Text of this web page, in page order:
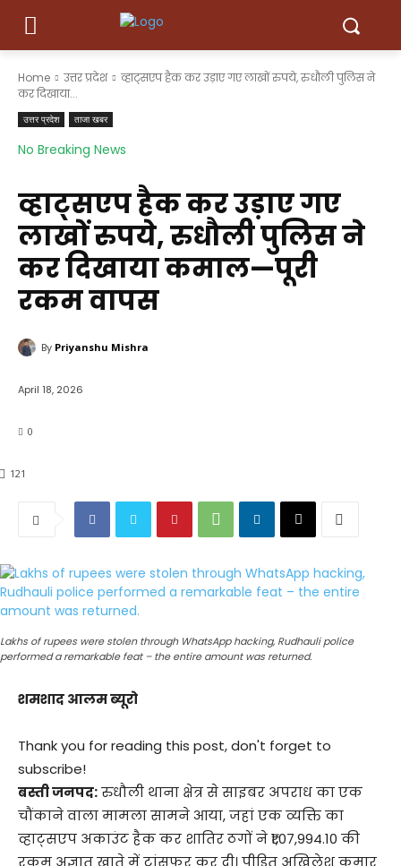
Home उत्तर प्रदेश
व्हाट्सएप हैक कर उड़ाए गए लाखों रुपये, रुधौली पुलिस ने
कर दिखाया...
उत्तर प्रदेश ताजा खबर
No Breaking News
व्हाट्सएप हैक कर उड़ाए गए
लाखों रुपये, रुधौली पुलिस ने
कर दिखाया कमाल—पूरी
रकम वापस
By Priyanshu Mishra
April 18, 2026
0
121
Lakhs of rupees were stolen through WhatsApp hacking, Rudhauli police
performed a remarkable feat – the entire amount was returned.
शमशाद आलम ब्यूरो
Thank you for reading this post, don't forget to
subscribe!
बस्ती जनपद:रुधौली थाना क्षेत्र से साइबर अपराध का एक
चौंकाने वाला मामला सामने आया, जहां एक व्यक्ति का
व्हाट्सएप अकाउंट हैक कर शातिर ठगों ने ₹1,07,994.10 की
रकम अज्ञात खाते में ट्रांसफर कर दी। पीड़ित अखिलेश कुमार